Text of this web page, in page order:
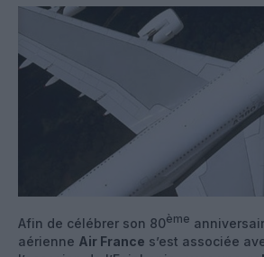
Afin de célébrer son 80ème
aérienne Air France s’est associée